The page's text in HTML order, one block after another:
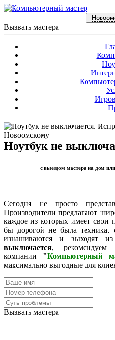
Вызвать мастера
Ноутбук не
с выездом мастера на дом
Сегодня не просто
Производители предлагают
каждое из которых имеет свои
бы дорогой не была техника,
изнашиваются и выходят
выключается, рекомендуем
компании "Компьютерный
максимально выгодные для
Вызвать мастера